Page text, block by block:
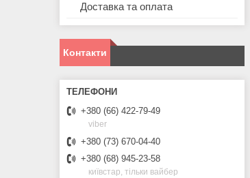
Доставка та оплата
Контакти
+380 (66) 422-79-49
viber
+380 (73) 670-04-40
+380 (68) 945-23-58
київстар, тільки вайбер